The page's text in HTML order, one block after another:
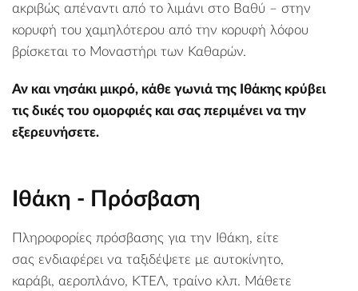
ακριβώς απέναντι από το λιμάνι στο Βαθύ – στην
κορυφή του χαμηλότερου από την κορυφή λόφου
βρίσκεται το Μοναστήρι των Καθαρών.
Αν και νησάκι μικρό, κάθε γωνιά της Ιθάκης κρύβει
τις δικές του ομορφιές και σας περιμένει να την
εξερευνήσετε.
Ιθάκη - Πρόσβαση
Πληροφορίες πρόσβασης για την Ιθάκη, είτε
σας ενδιαφέρει να ταξιδέψετε με αυτοκίνητο,
καράβι, αεροπλάνο, ΚΤΕΛ, τραίνο κλπ. Μάθετε